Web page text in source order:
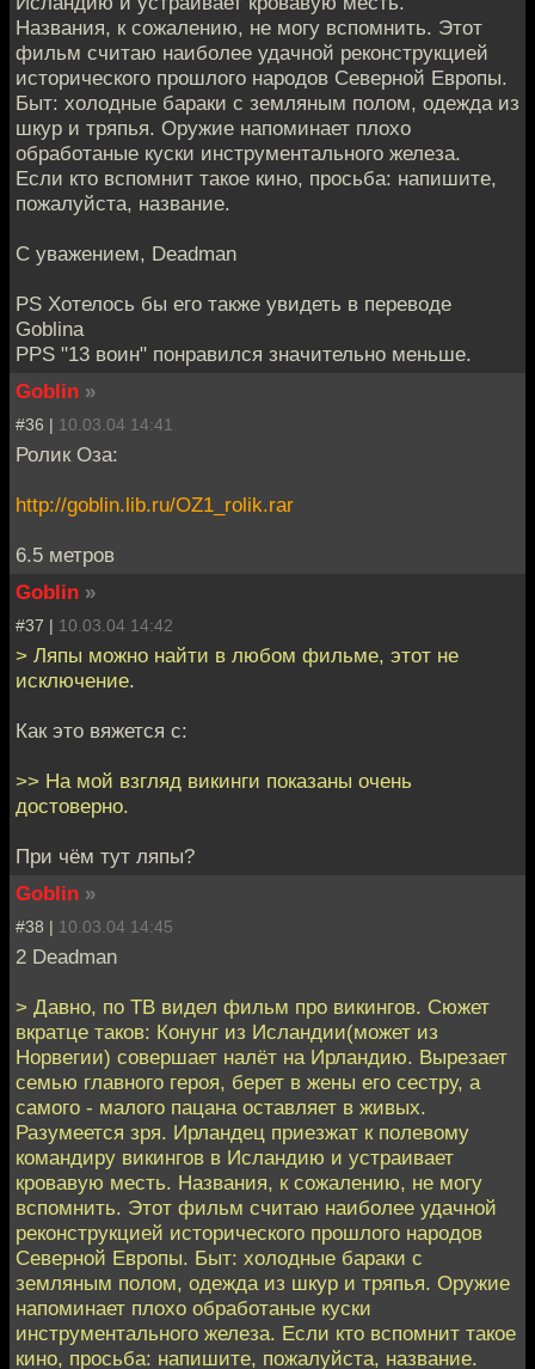
Названия, к сожалению, не могу вспомнить. Этот
фильм считаю наиболее удачной реконструкцией
исторического прошлого народов Северной Европы.
Быт: холодные бараки с земляным полом, одежда из
шкур и тряпья. Оружие напоминает плохо
обработаные куски инструментального железа.
Если кто вспомнит такое кино, просьба: напишите,
пожалуйста, название.
С уважением, Deadman
PS Хотелось бы его также увидеть в переводе
Goblina
PPS "13 воин" понравился значительно меньше.
Goblin »
#36 | 10.03.04 14:41
Ролик Оза:
http://goblin.lib.ru/OZ1_rolik.rar
6.5 метров
Goblin »
#37 | 10.03.04 14:42
> Ляпы можно найти в любом фильме, этот не
исключение.
Как это вяжется с:
>> На мой взгляд викинги показаны очень
достоверно.
При чём тут ляпы?
Goblin »
#38 | 10.03.04 14:45
2 Deadman
> Давно, по ТВ видел фильм про викингов. Сюжет
вкратце таков: Конунг из Исландии(может из
Норвегии) совершает налёт на Ирландию. Вырезает
семью главного героя, берет в жены его сестру, а
самого - малого пацана оставляет в живых.
Разумеется зря. Ирландец приезжат к полевому
командиру викингов в Исландию и устраивает
кровавую месть. Названия, к сожалению, не могу
вспомнить. Этот фильм считаю наиболее удачной
реконструкцией исторического прошлого народов
Северной Европы. Быт: холодные бараки с
земляным полом, одежда из шкур и тряпья. Оружие
напоминает плохо обработаные куски
инструментального железа. Если кто вспомнит такое
кино, просьба: напишите, пожалуйста, название.